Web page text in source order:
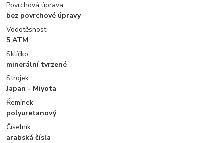
Povrchová úprava
bez povrchové úpravy
Vodotěsnost
5 ATM
Sklíčko
minerální tvrzené
Strojek
Japan - Miyota
Řemínek
polyuretanový
Číselník
arabská čísla